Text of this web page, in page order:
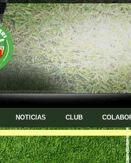
NOTICIAS CLUB